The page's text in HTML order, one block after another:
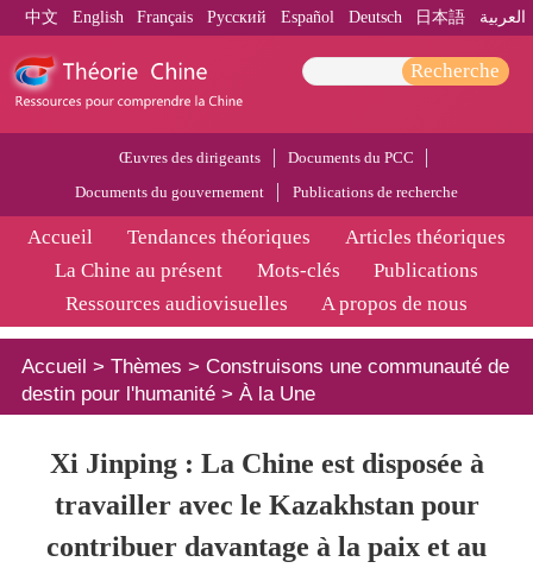
中文 English Français Pусский Español Deutsch 日本語 العربية
Recherche
Œuvres des dirigeants
Documents du PCC
Documents du gouvernement
Publications de recherche
Accueil Tendances théoriques
Articles théoriques
La Chine au présent
Mots-clés
Publications
Ressources audiovisuelles
A propos de nous
Accueil > Thèmes > Construisons une communauté de
destin pour l'humanité> À la Une
Xi Jinping : La Chine est disposée à
travailler avec le Kazakhstan pour
contribuer davantage à la paix et au